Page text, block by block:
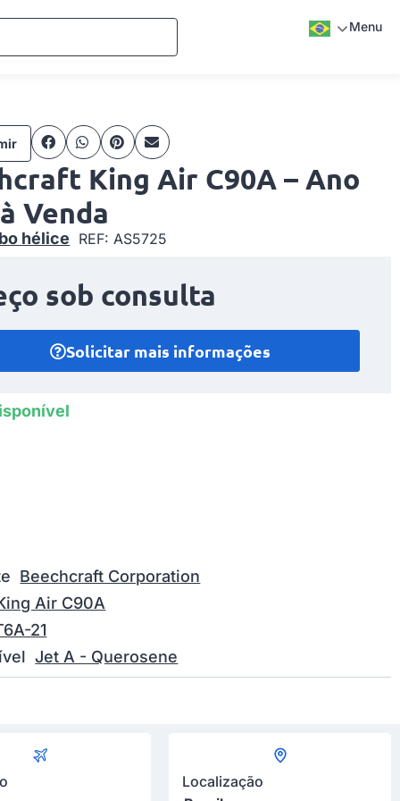
Menu
King Air C90A – Ano
Venda
hélice REF: AS5725
sob consulta
Solicitar mais informações
Beechcraft Corporation
Air C90A
21
Jet A - Querosene
Localização